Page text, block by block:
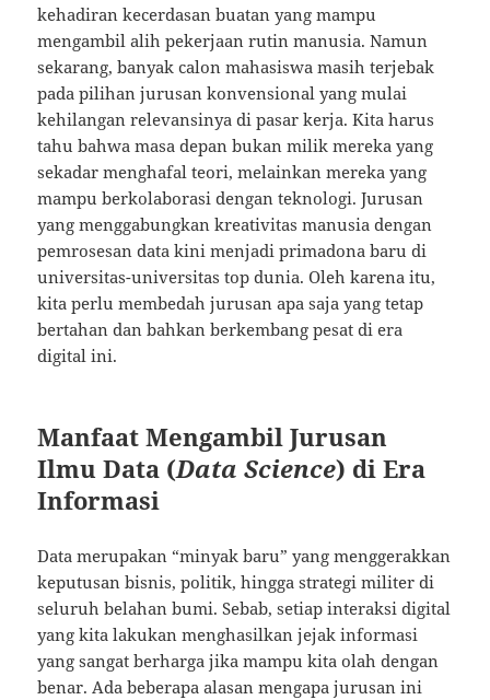
kehadiran kecerdasan buatan yang mampu
mengambil alih pekerjaan rutin manusia. Namun
sekarang, banyak calon mahasiswa masih terjebak
pada pilihan jurusan konvensional yang mulai
kehilangan relevansinya di pasar kerja. Kita harus
tahu bahwa masa depan bukan milik mereka yang
sekadar menghafal teori, melainkan mereka yang
mampu berkolaborasi dengan teknologi. Jurusan
yang menggabungkan kreativitas manusia dengan
pemrosesan data kini menjadi primadona baru di
universitas-universitas top dunia. Oleh karena itu,
kita perlu membedah jurusan apa saja yang tetap
bertahan dan bahkan berkembang pesat di era
digital ini.
Manfaat Mengambil Jurusan
Ilmu Data (Data Science) di Era
Informasi
Data merupakan “minyak baru” yang menggerakkan
keputusan bisnis, politik, hingga strategi militer di
seluruh belahan bumi. Sebab, setiap interaksi digital
yang kita lakukan menghasilkan jejak informasi
yang sangat berharga jika mampu kita olah dengan
benar. Ada beberapa alasan mengapa jurusan ini